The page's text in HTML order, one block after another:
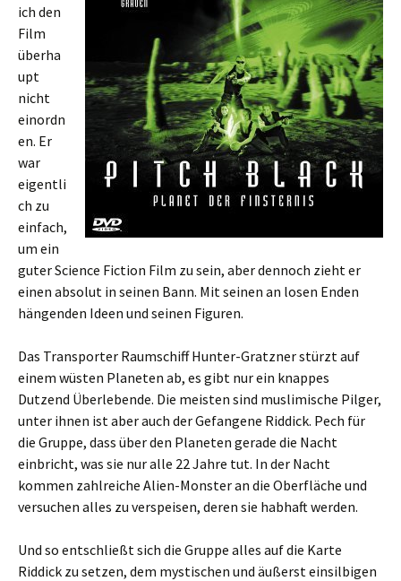
ich den
Film
überha
upt
nicht
einordn
en. Er
war
eigentli
ch zu
einfach,
um ein
guter Science Fiction Film zu sein, aber dennoch zieht er
einen absolut in seinen Bann. Mit seinen an losen Enden
hängenden Ideen und seinen Figuren.
Das Transporter Raumschiff Hunter-Gratzner stürzt auf
einem wüsten Planeten ab, es gibt nur ein knappes
Dutzend Überlebende. Die meisten sind muslimische Pilger,
unter ihnen ist aber auch der Gefangene Riddick. Pech für
die Gruppe, dass über den Planeten gerade die Nacht
einbricht, was sie nur alle 22 Jahre tut. In der Nacht
kommen zahlreiche Alien-Monster an die Oberfläche und
versuchen alles zu verspeisen, deren sie habhaft werden.
Und so entschließt sich die Gruppe alles auf die Karte
Riddick zu setzen, dem mystischen und äußerst einsilbigen